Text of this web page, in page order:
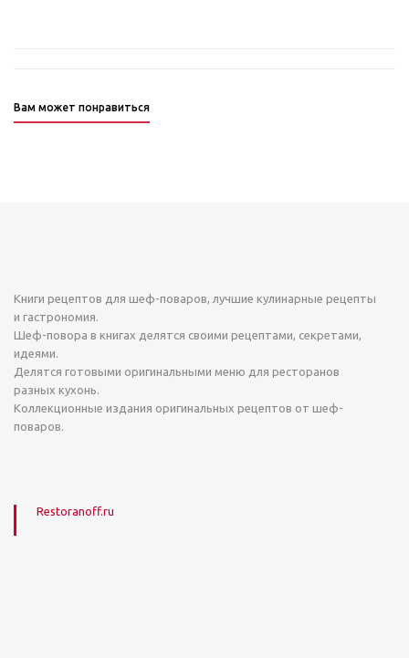
Вам может понравиться
Книги рецептов для шеф-поваров, лучшие кулинарные рецепты
и гастрономия.
Шеф-повора в книгах делятся своими рецептами, секретами,
идеями.
Делятся готовыми оригинальными меню для ресторанов
разных кухонь.
Коллекционные издания оригинальных рецептов от шеф-
поваров.
Restoranoff.ru